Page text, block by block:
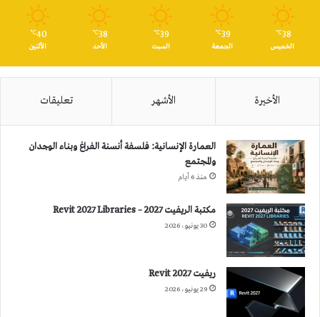
38
℃
الخميس
39
℃
الجمعة
39
℃
السبت
38
℃
الأحد
40
℃
الأثنين
الأخيرة الأشهر تعليقات
العمارة الإنسانية: فلسفة أنسنة الفراغ وبناء الوجدان
والمجتمع
منذ 6 أيام
مكتبة الريفيت 2027 – Revit 2027 Libraries
30 يونيو، 2026
ريفيت 2027 Revit
29 يونيو، 2026